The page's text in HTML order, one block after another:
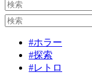
#ホラー
#探索
#レトロ